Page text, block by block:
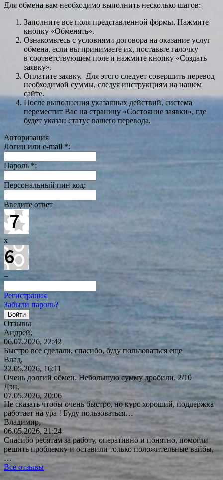
Для обмена вам необходимо выполнить несколько шагов:
Заполните все поля представленной формы. Нажмите
кнопку «Обменять».
Ознакомьтесь с условиями договора на оказание услуг
обмена, если вы принимаете их, поставьте галочку
в соответствующем поле и нажмите кнопку «Создать
заявку».
Оплатите заявку. Для этого следует совершить перевод
необходимой суммы, следуя инструкциям на нашем
сайте.
После выполнения указанных действий, система
переместит Вас на страницу «Состояние заявки», где
будет указан статус вашего перевода.
Авторизация
Логин или e-mail *:
Пароль *:
Персональный пин код:
Введите ответ
x
=
Регистрация
Забыли пароль?
Отзывы
Андрей,
06.07.2026, 22:42
Быстро все сделали, спасибо, буду пользоваться еще
Влад,
22.05.2026, 16:11
Очень долгий обмен. Небольшую сумму дробили. 2/10
Дэн,
07.05.2026, 20:06
Не сказать чтобы очень быстро, но курс хороший, поддержка
работает на ура ! Буду пользоваться…
Владимир,
06.05.2026, 21:24
Спасибо ребятам за работу, оперативно и понятно, помогли
решить проблемку и оставили только положительные вайбы,
…
Все отзывы